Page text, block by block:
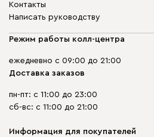
Контакты
Написать руководству
Режим работы колл-центра
ежедневно с 09:00 до 21:00
Доставка заказов
пн-пт: с 11:00 до 23:00
сб-вс: с 11:00 до 21:00
Информация для покупателей